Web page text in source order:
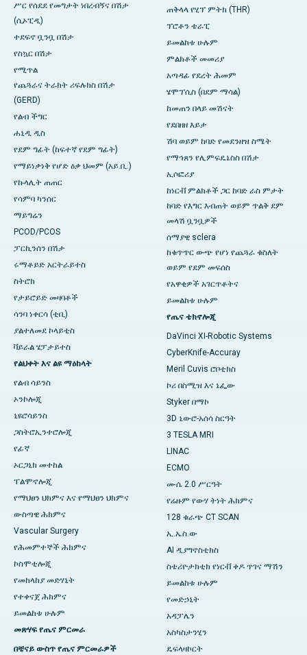
ሥር የሰደደ የመግታት ነበረብኝና በሽታ
(ሲኦፒዲ)
ተደፍኖ ቧንቧ በሽታ
የስኳር በሽታ
የሚጥል
የጨጓራና ትራክት ሪፍሉክስ በሽታ
(GERD)
የልብ ችግር
ሐኒዲ ዲስ
የደም ግፊት (ከፍተኛ የደም ግፊት)
የማይነቃነቅ የሆድ ዕቃ ህመም (አይ.ቢ.)
የኩላሊት ጠጠር
የሳምባ ካንሰር
ማይግሬን
PCOD/PCOS
ፓርኪንሰን በሽታ
ሩማቶይድ አርትራይተስ
ስትሮክ
የታይሮይድ መዛባቶች
ሳንባ ነቀርሳ (ቲቢ)
ያልተለመደ ኮላይቲስ
ቫይራል ሄፓታይተስ
የልህቀት እና ልዩ ማዕከላት
የልብ ሳይንስ
ኦንኮሎጂ
ኒዩሮሳይንስ
ጋስትሮኢንተሮሎጂ
የፊኛ
ኦርጋኒክ መተከል
ፐልሞኖሎጂ
የማህፀን ህክምና እና የማህፀን ህክምና
ውስጣዊ ሕክምና
Vascular Surgery
የሕመምተኞች ሕክምና
ኮስሞቲሎጂ
የመከላከያ መድሃኒት
የተቀናጀ ሕክምና
ይመልከቱ ሁሉም
መጽሃፍ የጤና ምርመራ
በቼናይ ውስጥ የጤና ምርመራዎች
ጠቅላላ የሂፕ ምትክ (THR)
ፕሮቶን ቴራፒ
ይመልከቱ ሁሉም
ምልክቶች መመሪያ
አጣዳፊ የደረት ሕመም
ሄሞፕሲስ (በደም ማሳል)
ከመጠን በላይ መሽናት
የደበዘዘ እይታ
ሽባ ወይም ከባድ የመደንዘዝ ስሜት
የማኅጸን የሊምፍዴኔስስ በሽታ
ኢሶፎሪያ
ከነርቭ ምልክቶች ጋር ከባድ ራስ ምታት
ከባድ የእግር እብጠት ወይም ጥልቅ ደም
መላሽ ቧንቧዎች
ሰማያዊ sclera
ከቁጥጥር ውጭ የሆነ የጨጓራ ​​​​ቁስለት
ወይም የደም መፍሰስ
የአዋቂዎች አገርጥቶትና
ይመልከቱ ሁሉም
የጤና ቴክኖሎጂ
DaVinci XI-Robotic Systems
CyberKnife-Accuray
Meril Cuvis ሮቦቲክስ
ኮሪ በስሚዝ እና ኔፌው
Styker በማኮ
3D ኒውሮ-አሰሳ ስርዓት
3 TESLA MRI
LINAC
ECMO
ሙሴ 2.0 ሥርዓት
የሬዙም የውሃ ትነት ሕክምና
128 ቁራጭ CT SCAN
ኢ.ኤስ.ው
AI ዲያግኖስቲክስ
ስቴሪዮታክቲክ የነርቭ ቀዶ ጥገና ማሽን
ይመልከቱ ሁሉም
የመድኃኒት
አዳፓሌን
አስካስታንሂን
ዴፍላዛኮርት